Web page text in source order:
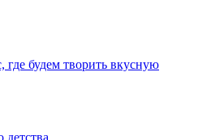
где будем творить вкусную